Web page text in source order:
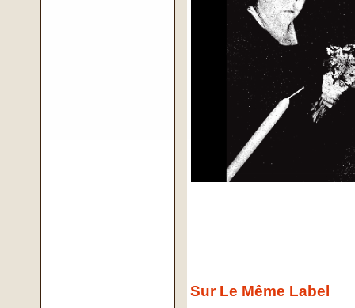
Sur Le Même Label